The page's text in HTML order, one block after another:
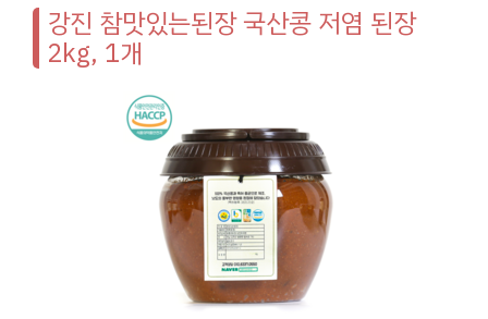
강진 참맛있는된장 국산콩 저염 된장
2kg, 1개